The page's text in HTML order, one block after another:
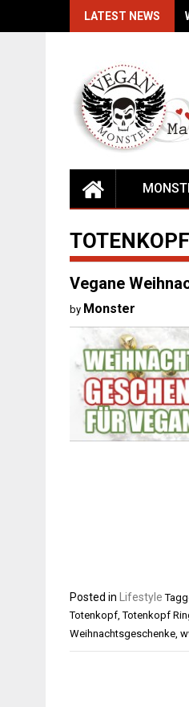
LATEST NEWS
Vegane
by Monster
Posted in Lifestyle
Totenkopf,Totenkopf
Weihnachtsgeschenke,